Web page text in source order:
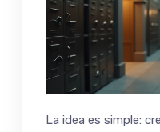
La idea es simple: